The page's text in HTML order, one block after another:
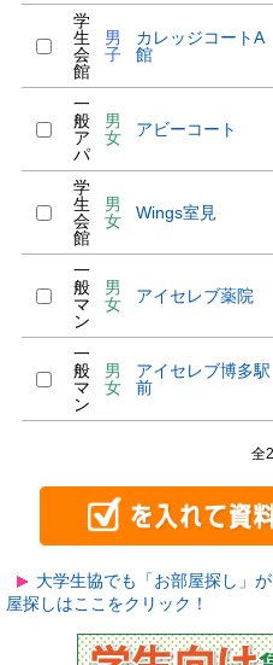
学
生
会
館
男
子
カレッジコートA
館
一
般
ア
パ
男
女
アビーコート
学
生
会
館
男
女
Wings室見
一
般
マ
ン
男
女
アイセレブ薬院
一
般
マ
ン
男
女
アイセレブ博多駅
前
全
大学生協でも「お部屋探し」
屋探しはここをクリック！